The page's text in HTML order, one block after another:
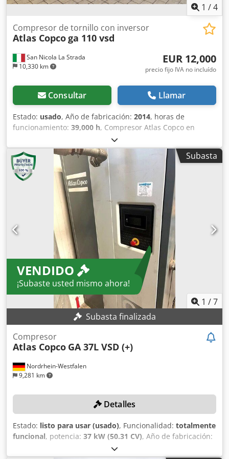
1 /4
San Nicola La Strada
10,330 km
Compresor de tornillo con inversor
Atlas Copcoga 110 vsd
EUR 12,000
precio fijo IVA no incluído
Consultar Llamar
Estado: usado, Año de fabricación: 2014, horas de
funcionamiento: 39,000 h, Compresor Atlas Copco en
perfecto estado de funcionamiento y muy silencioso
(somos concesionarios oficiales). Características
principales: Presión máxima: 10 bar Djdpfjzc Hmhox Al
Newa Caudal: 19200 litros/minuto Potencia: 110 kW / 150
CV
Subasta
VENDIDO
¡Subaste usted mismo ahora!
1 /7
Subasta finalizada
Nordrhein-Westfalen
9,281 km
Compresor
Atlas Copco GA 37L VSD (+)
Detalles
Estado: listo para usar (usado), Funcionalidad: totalmente
funcional, potencia: 37 kW (50.31 CV), Año de fabricación:
, capacidad útil del depósito: